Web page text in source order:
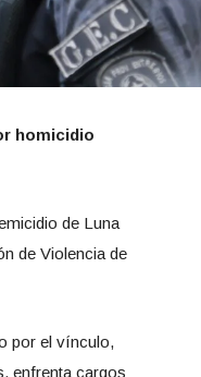
homicidio
de Luna
de Violencia de
por el vínculo,
enfrenta cargos